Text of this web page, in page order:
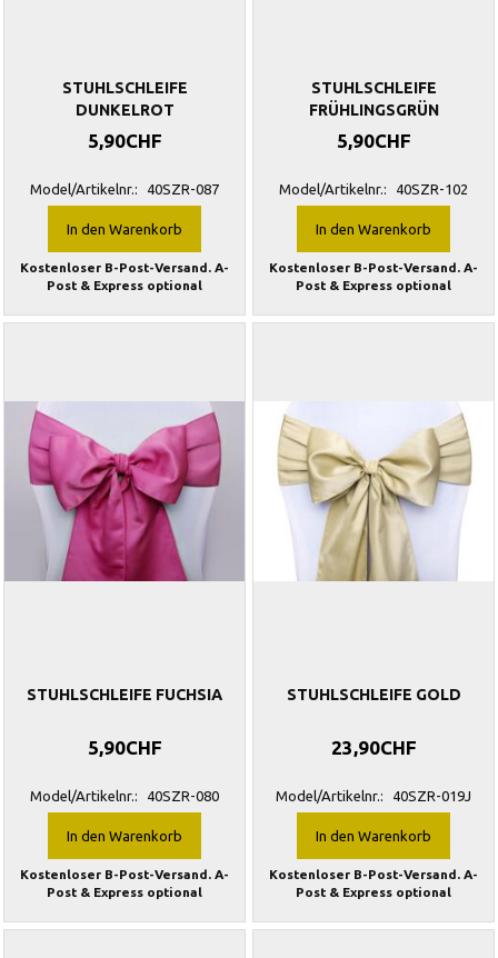
STUHLSCHLEIFE
DUNKELROT
5,90CHF
Model/Artikelnr.: 40SZR-087
In den Warenkorb
Kostenloser B-Post-Versand. A-
Post & Express optional
STUHLSCHLEIFE
FRÜHLINGSGRÜN
5,90CHF
Model/Artikelnr.: 40SZR-102
In den Warenkorb
Kostenloser B-Post-Versand. A-
Post & Express optional
STUHLSCHLEIFE FUCHSIA
5,90CHF
Model/Artikelnr.: 40SZR-080
In den Warenkorb
Kostenloser B-Post-Versand. A-
Post & Express optional
STUHLSCHLEIFE GOLD
23,90CHF
Model/Artikelnr.: 40SZR-019J
In den Warenkorb
Kostenloser B-Post-Versand. A-
Post & Express optional